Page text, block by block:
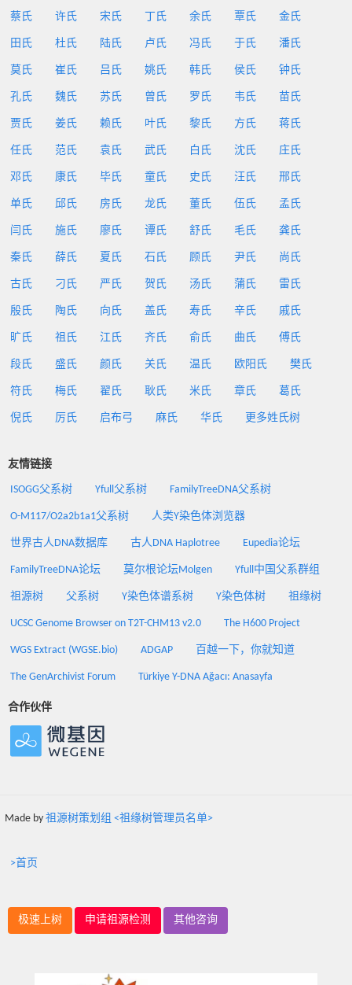
蔡氏 许氏 宋氏 丁氏 余氏 覃氏 金氏
田氏 杜氏 陆氏 卢氏 冯氏 于氏 潘氏
莫氏 崔氏 吕氏 姚氏 韩氏 侯氏 钟氏
孔氏 魏氏 苏氏 曾氏 罗氏 韦氏 苗氏
贾氏 姜氏 赖氏 叶氏 黎氏 方氏 蒋氏
任氏 范氏 袁氏 武氏 白氏 沈氏 庄氏
邓氏 康氏 毕氏 童氏 史氏 汪氏 邢氏
单氏 邱氏 房氏 龙氏 董氏 伍氏 孟氏
闫氏 施氏 廖氏 谭氏 舒氏 毛氏 龚氏
秦氏 薛氏 夏氏 石氏 顾氏 尹氏 尚氏
古氏 刁氏 严氏 贺氏 汤氏 蒲氏 雷氏
殷氏 陶氏 向氏 盖氏 寿氏 辛氏 戚氏
旷氏 祖氏 江氏 齐氏 俞氏 曲氏 傅氏
段氏 盛氏 颜氏 关氏 温氏 欧阳氏 樊氏
符氏 梅氏 翟氏 耿氏 米氏 章氏 葛氏
倪氏 厉氏 启布弓 麻氏 华氏 更多姓氏树
友情链接
ISOGG父系树 Yfull父系树 FamilyTreeDNA父系树
O-M117/O2a2b1a1父系树 人类Y染色体浏览器
世界古人DNA数据库 古人DNA Haplotree Eupedia论坛
FamilyTreeDNA论坛 莫尔根论坛Molgen Yfull中国父系群组
祖源树 父系树 Y染色体谱系树 Y染色体树 祖缘树
UCSC Genome Browser on T2T-CHM13 v2.0 The H600 Project
WGS Extract (WGSE.bio) ADGAP 百越一下，你就知道
The GenArchivist Forum Türkiye Y-DNA Ağacı: Anasayfa
合作伙伴
Made by 祖源树策划组 <祖缘树管理员名单>
>首页
极速上树 申请祖源检测 其他咨询